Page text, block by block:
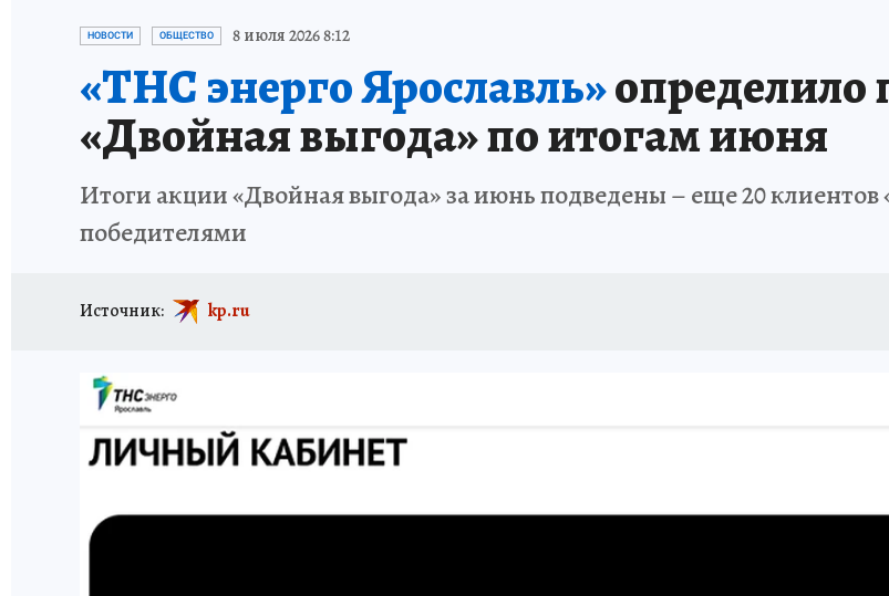
ГЕРОИ ЯРОСЛАВИИ ИСПЫТАНО НА СЕБЕ
НОВОСТИ ОБЩЕСТВО 8 июля 2026 8:12
«ТНС энерго Ярославль»определило
«Двойная выгода» по итогам июня
Итоги акции «Двойная выгода» за июнь подведены – еще 20 клиентов
победителями
Источник: kp.ru